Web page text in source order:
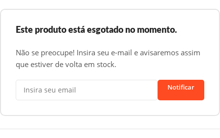
Este produto está esgotado no momento.
Não se preocupe! Insira seu e-mail e avisaremos assim
que estiver de volta em stock.
Notificar